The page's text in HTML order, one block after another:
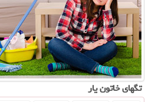
تگهای خاتون یار